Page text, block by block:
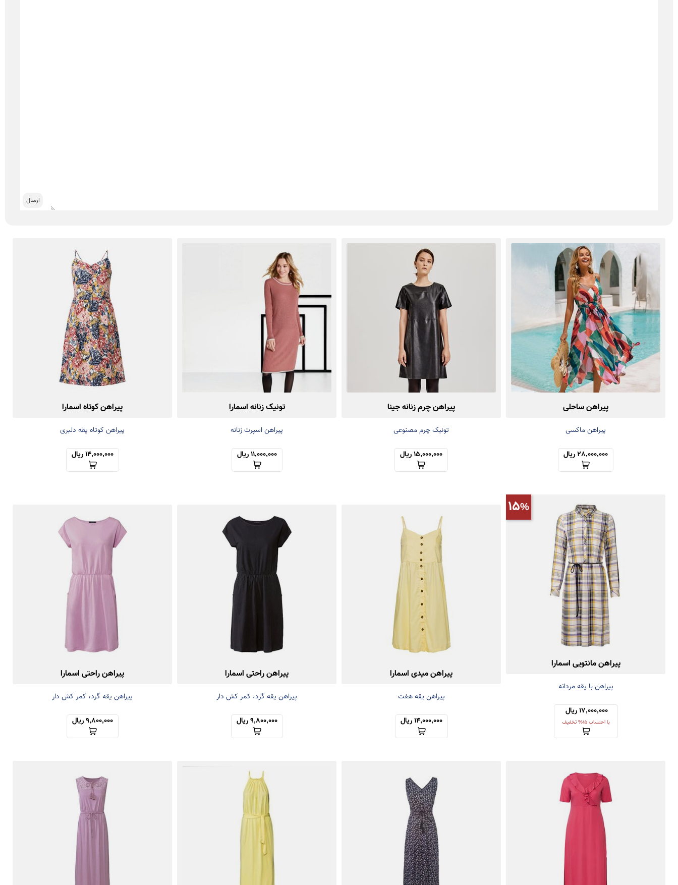
پیراهن ساحلی
پیراهن ماکسی
28,000,000 ریال
پیراهن چرم زنانه جینا
تونیک چرم مصنوعی
15,000,000 ریال
تونیک زنانه اسمارا
پیراهن اسپرت زنانه
11,000,000 ریال
پیراهن کوتاه اسمارا
پیراهن کوتاه یقه دلبری
14,000,000 ریال
15
پیراهن مانتویی اسمارا
پیراهن با یقه مردانه
17,000,000 ریال
با احتساب 15% تخفیف
پیراهن میدی اسمارا
پیراهن یقه هفت
14,000,000 ریال
پیراهن راحتی اسمارا
پیراهن یقه گرد، کمر کش دار
9,800,000 ریال
پیراهن راحتی اسمارا
پیراهن یقه گرد، کمر کش دار
9,800,000 ریال